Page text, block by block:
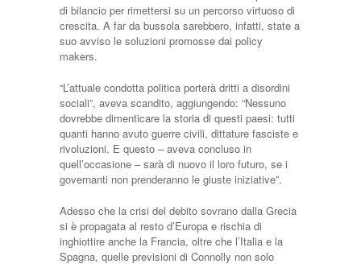
di bilancio per rimettersi su un percorso virtuoso di
crescita. A far da bussola sarebbero, infatti, state a
suo avviso le soluzioni promosse dai policy
makers.
“L’attuale condotta politica porterà dritti a disordini
sociali”, aveva scandito, aggiungendo: “Nessuno
dovrebbe dimenticare la storia di questi paesi: tutti
quanti hanno avuto guerre civili, dittature fasciste e
rivoluzioni. E questo – aveva concluso in
quell’occasione – sarà di nuovo il loro futuro, se i
governanti non prenderanno le giuste iniziative”.
Adesso che la crisi del debito sovrano dalla Grecia
si è propagata al resto d’Europa e rischia di
inghiottire anche la Francia, oltre che l’Italia e la
Spagna, quelle previsioni di Connolly non solo